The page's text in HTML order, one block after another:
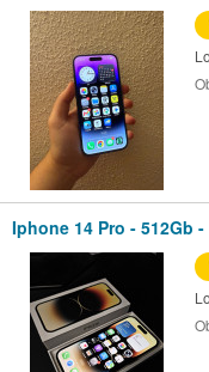
Iphone 14 Pro - 512Gb